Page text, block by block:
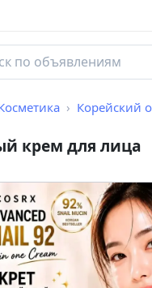
Корейский
крем для лица